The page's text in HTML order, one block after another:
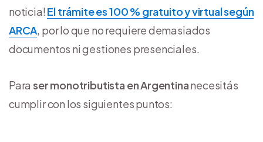
noticia! El trámite es 100 % gratuito y virtual según
ARCA, por lo que no requiere demasiados
documentos ni gestiones presenciales.
Paraser monotributista en Argentinanecesitás
cumplir con los siguientes puntos: